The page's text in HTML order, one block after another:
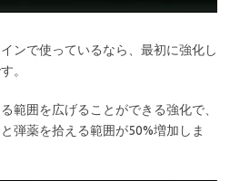
ンで使っているなら、最初に強化し
。
範囲を広げることができる強化で、
弾薬を拾える範囲が50%増加しま